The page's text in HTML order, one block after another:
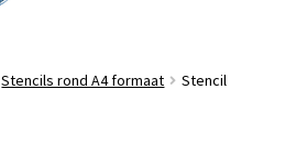
Stencils rond A4 formaat
Stencil